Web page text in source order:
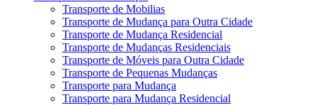
Transporte de Mobilias
Transporte de Mudança para Outra Cidade
Transporte de Mudança Residencial
Transporte de Mudanças Residenciais
Transporte de Móveis para Outra Cidade
Transporte de Pequenas Mudanças
Transporte para Mudança
Transporte para Mudança Residencial